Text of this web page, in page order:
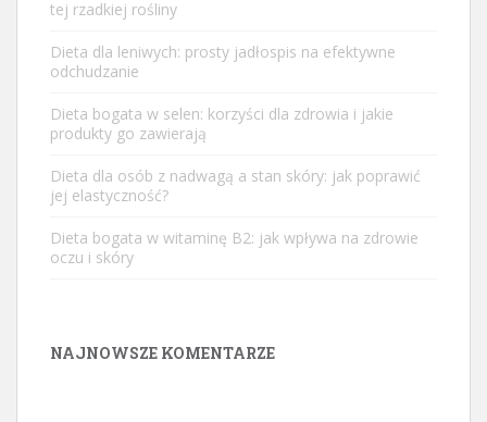
tej rzadkiej rośliny
Dieta dla leniwych: prosty jadłospis na efektywne
odchudzanie
Dieta bogata w selen: korzyści dla zdrowia i jakie
produkty go zawierają
Dieta dla osób z nadwagą a stan skóry: jak poprawić
jej elastyczność?
Dieta bogata w witaminę B2: jak wpływa na zdrowie
oczu i skóry
NAJNOWSZE KOMENTARZE